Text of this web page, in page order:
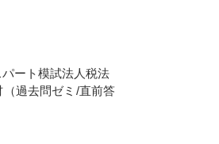
パート模試法人税法
（過去問ゼミ/直前答